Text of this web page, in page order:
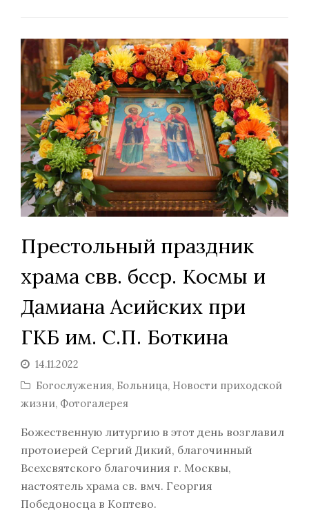
Престольный праздник
храма свв. бсср. Космы и
Дамиана Асийских при
ГКБ им. С.П. Боткина
14.11.2022
Богослужения, Больница, Новости приходской
жизни, Фотогалерея
Божественную литургию в этот день возглавил
протоиерей Сергий Дикий, благочинный
Всехсвятского благочиния г. Москвы,
настоятель храма св. вмч. Георгия
Победоносца в Коптево.